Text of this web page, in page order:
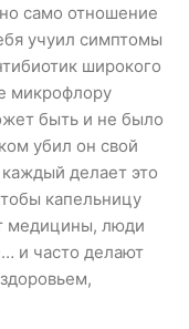
само отношение
учуил симптомы
широкого
микрофлору
быть и не было
убил он свой
делает это
капельницу
медицины, люди
и часто делают